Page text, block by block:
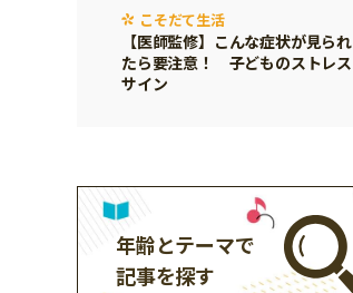
こそだて生活
【医師監修】こんな症状が見られ
たら要注意！ 子どものストレス
サイン
年齢とテーマで
記事を探す